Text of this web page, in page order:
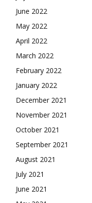
June 2022
May 2022
April 2022
March 2022
February 2022
January 2022
December 2021
November 2021
October 2021
September 2021
August 2021
July 2021
June 2021